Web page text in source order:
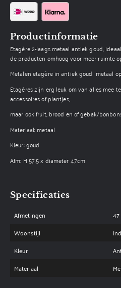
Productinformatie
Etagère 2-laags metaal antiek goud,
de producten omhoog voor meer ruimte
Metalen etagère in antiek goud metaal
Etagères zijn erg leuk om van alles mee
accessoires of plantjes,
maar ook fruit, brood en of gebak/
Materiaal: metaal
Kleur: goud
Afm: H 57.5 x diameter 47cm
Specificaties
Afmetingen
Woonstijl
Kleur
Materiaal